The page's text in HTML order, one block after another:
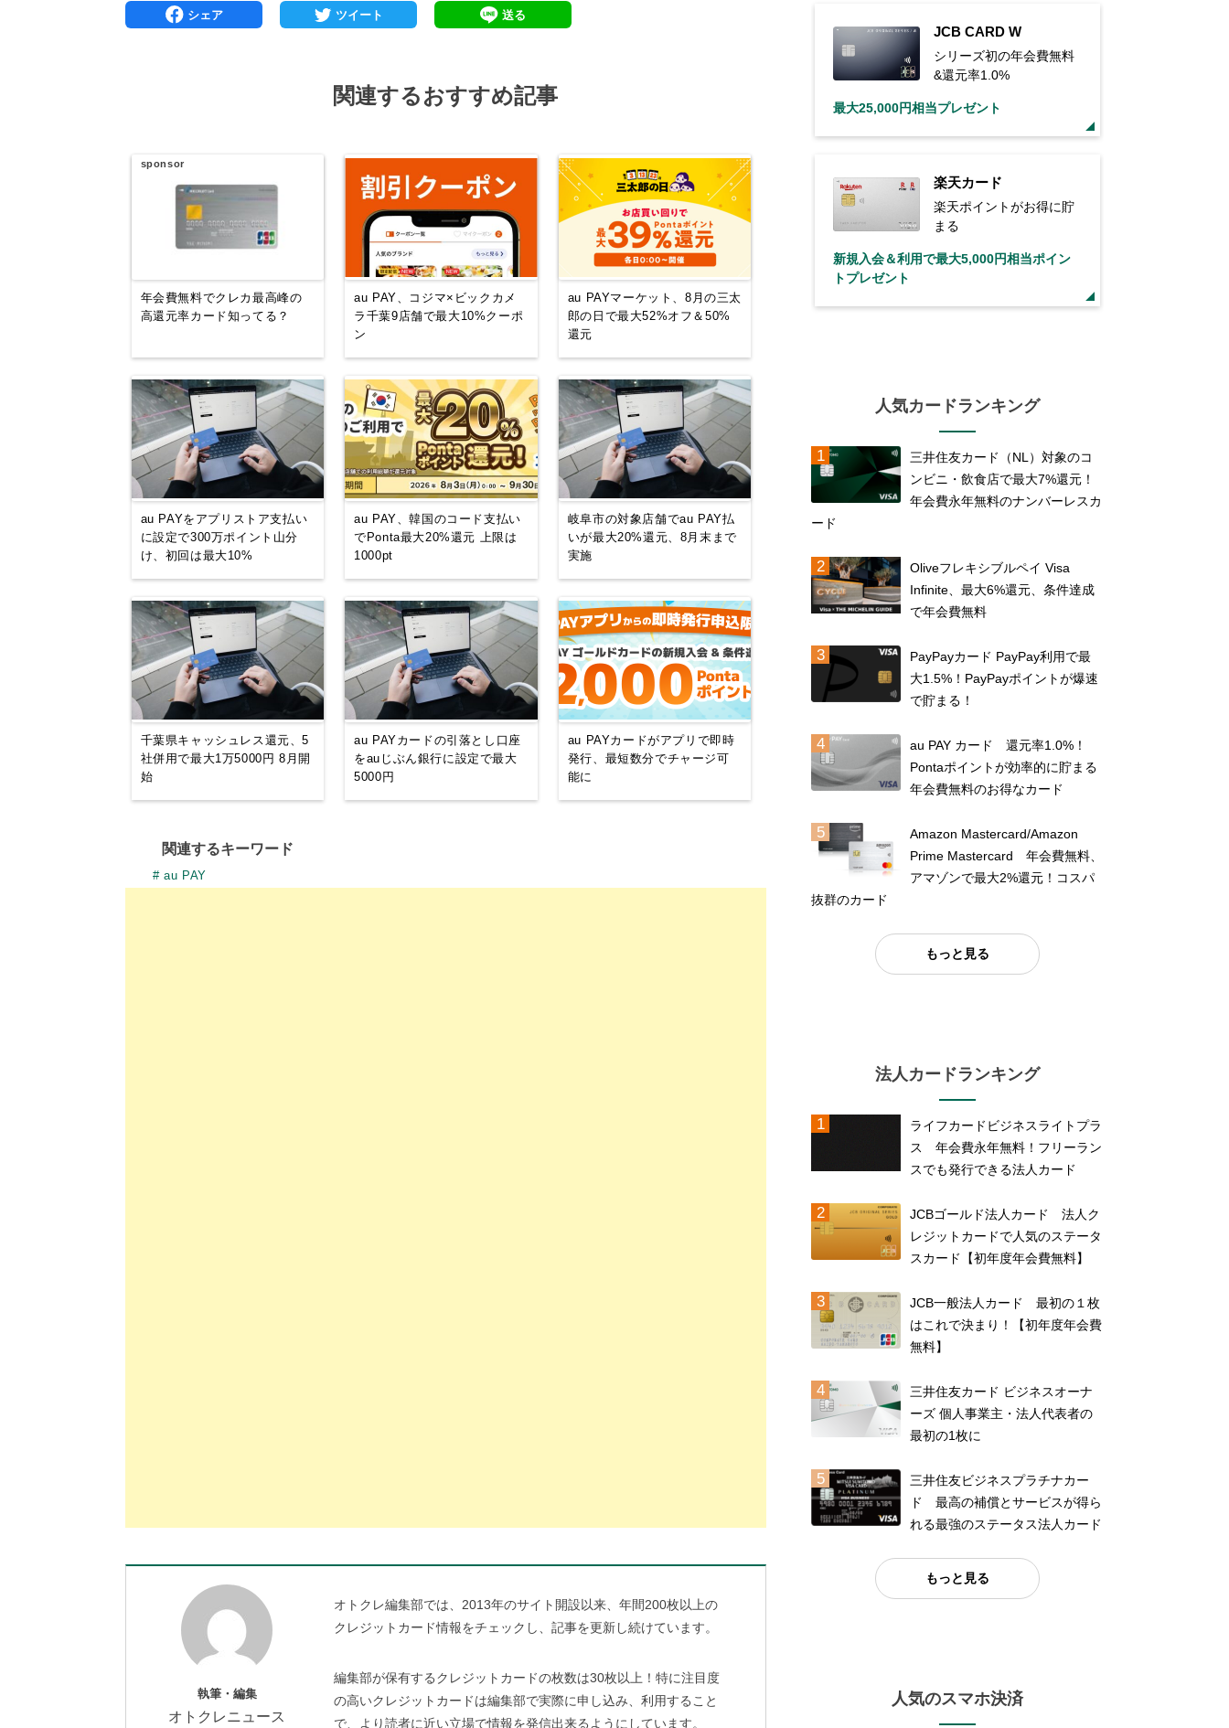
関連するおすすめ記事
年会費無料でクレカ最高峰の
高還元率カード知ってる？
sponsor
au PAY、コジマ×ビックカメ
ラ千葉9店舗で最大10%クーポ
ン
au PAYマーケット、8月の三太
郎の日で最大52%オフ＆50%
還元
au PAYをアプリストア支払い
に設定で300万ポイント山分
け、初回は最大10%
au PAY、韓国のコード支払い
でPonta最大20%還元 上限は
1000pt
岐阜市の対象店舗でau PAY払
いが最大20%還元、8月末まで
実施
千葉県キャッシュレス還元、5
社併用で最大1万5000円 8月開
始
au PAYカードの引落とし口座
をauじぶん銀行に設定で最大
5000円
au PAYカードがアプリで即時
発行、最短数分でチャージ可
能に
関連するキーワード
au PAY
執筆・編集
オトクレニュース
オトクレ編集部では、2013年のサイト開設以来、年間200枚以上の
クレジットカード情報をチェックし、記事を更新し続けています。
編集部が保有するクレジットカードの枚数は30枚以上！特に注目度
の高いクレジットカードは編集部で実際に申し込み、利用すること
で、より読者に近い立場で情報を発信出来るようにしています。
JCB CARD W
シリーズ初の年会費無料
&還元率1.0%
最大25,000円相当プレゼント
楽天カード
楽天ポイントがお得に貯
まる
新規入会＆利用で最大5,000円相当ポイン
トプレゼント
人気カードランキング
三井住友カード（NL）対象のコ
ンビニ・飲食店で最大7%還元！
年会費永年無料のナンバーレスカ
ード
Oliveフレキシブルペイ Visa
Infinite、最大6%還元、条件達成
で年会費無料
PayPayカード PayPay利用で最
大1.5%！PayPayポイントが爆速
で貯まる！
au PAY カード 還元率1.0%！
Pontaポイントが効率的に貯まる
年会費無料のお得なカード
Amazon Mastercard/Amazon
Prime Mastercard 年会費無料、
アマゾンで最大2%還元！コスパ
抜群のカード
もっと見る
法人カードランキング
ライフカードビジネスライトプラ
ス 年会費永年無料！フリーラン
スでも発行できる法人カード
JCBゴールド法人カード 法人ク
レジットカードで人気のステータ
スカード【初年度年会費無料】
JCB一般法人カード 最初の１枚
はこれで決まり！【初年度年会費
無料】
三井住友カード ビジネスオーナ
ーズ 個人事業主・法人代表者の
最初の1枚に
三井住友ビジネスプラチナカー
ド 最高の補償とサービスが得ら
れる最強のステータス法人カード
もっと見る
人気のスマホ決済